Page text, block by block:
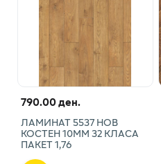
790.00 ден.
ЛАМИНАТ 5537 НОВ
КОСТЕН 10ММ 32 КЛАСА
ПАКЕТ 1,76